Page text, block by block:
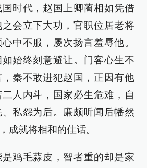
时代，赵国上卿蔺相如凭借
会立下大功，官职位居老将
中不服，屡次扬言羞辱他。
始终刻意避让。门客心生不
秦不敢进犯赵国，正因有他
人内斗，国家必生危难，自
私怨为后。廉颇听闻后幡然
成就将相和的佳话。
鸡毛蒜皮，智者重的却是家